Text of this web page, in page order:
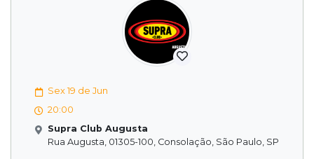
Sex 19 de Jun
20:00
Supra Club Augusta
Rua Augusta, 01305-100, Consolação, São Paulo, SP